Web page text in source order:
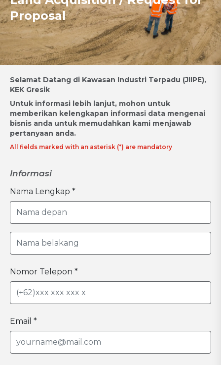
Proposal
Selamat Datang di Kawasan Industri Terpadu (JIIPE),
KEK Gresik
Untuk informasi lebih lanjut, mohon untuk
memberikan kelengkapan informasi data mengenai
bisnis anda untuk memudahkan kami menjawab
pertanyaan anda.
All fields marked with an asterisk (*) are mandatory
Informasi
Nama Lengkap *
Nomor Telepon *
Email *